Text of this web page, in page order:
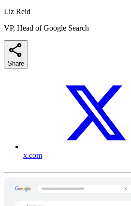
Liz Reid
VP, Head of Google Search
Share
x.com